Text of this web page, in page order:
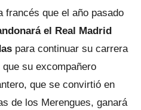
francés que el año pasado
el Real Madrid
para continuar su carrera
su excompañero
que se convirtió en
de los Merengues, ganará